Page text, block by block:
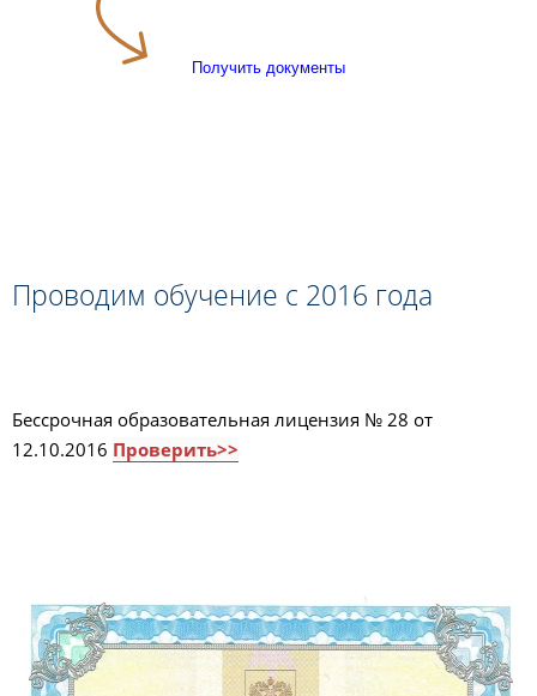
Получить документы
Проводим обучение с 2016 года
Бессрочная образовательная лицензия № 28 от
12.10.2016 Проверить>>